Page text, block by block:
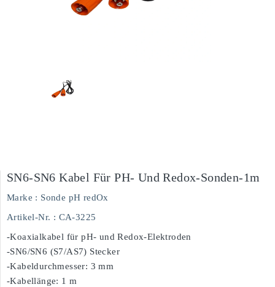
SN6-SN6 Kabel Für PH- Und Redox-Sonden-1m
Marke : Sonde pH redOx
Artikel-Nr. : CA-3225
-Koaxialkabel für pH- und Redox-Elektroden
-SN6/SN6 (S7/AS7) Stecker
-Kabeldurchmesser: 3 mm
-Kabellänge: 1 m